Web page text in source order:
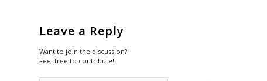
Leave a Reply
Want to join the discussion?
Feel free to contribute!